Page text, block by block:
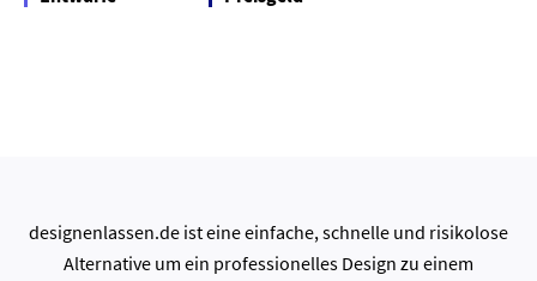
designenlassen.de ist eine einfache, schnelle und risikolose
Alternative um ein professionelles Design zu einem